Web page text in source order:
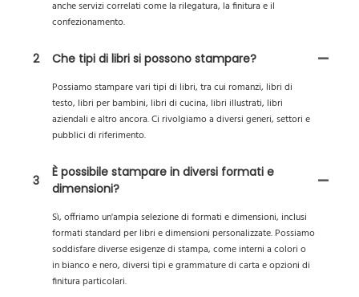
anche servizi correlati come la rilegatura, la finitura e il
confezionamento.
2
Che tipi di libri si possono stampare?
Possiamo stampare vari tipi di libri, tra cui romanzi, libri di
testo, libri per bambini, libri di cucina, libri illustrati, libri
aziendali e altro ancora. Ci rivolgiamo a diversi generi, settori e
pubblici di riferimento.
3
È possibile stampare in diversi formati e
dimensioni?
Sì, offriamo un'ampia selezione di formati e dimensioni, inclusi
formati standard per libri e dimensioni personalizzate. Possiamo
soddisfare diverse esigenze di stampa, come interni a colori o
in bianco e nero, diversi tipi e grammature di carta e opzioni di
finitura particolari.